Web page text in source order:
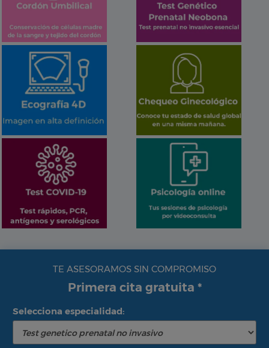
TE ASESORAMOS SIN COMPROMISO
Primera cita gratuita *
Selecciona especialidad: